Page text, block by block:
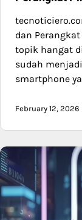
dan
topik hangat
sudah
smartphone
February 12, 2026